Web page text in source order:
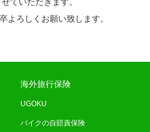
よろしくお願い致します。
海外旅行保険
UGOKU
バイクの自賠責保険